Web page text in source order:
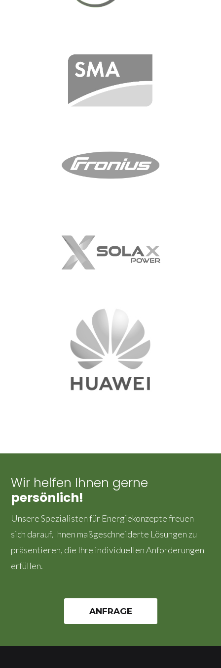
Wir helfen Ihnen gerne
persönlich!
Unsere Spezialisten für Energiekonzepte freuen
sich darauf, Ihnen maßgeschneiderte Lösungen zu
präsentieren, die Ihre individuellen Anforderungen
erfüllen.
ANFRAGE